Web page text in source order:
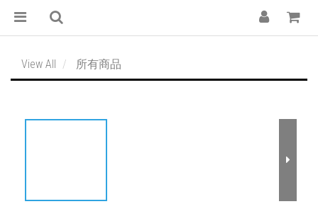
View All 所有商品